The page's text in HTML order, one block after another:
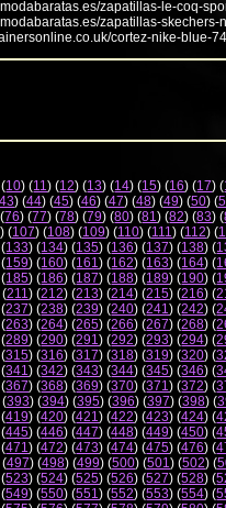
zapatillas-le-coq-
zapatillas-
cortez-nike-blue-
10) (11) (12) (13) (14) (15) (16) (17) (
43) (44) (45) (46) (47) (48) (49) (50) (
76) (77) (78) (79) (80) (81) (82) (83) (
) (107) (108) (109) (110) (111) (112) (
133) (134) (135) (136) (137) (138) (
159) (160) (161) (162) (163) (164) (
185) (186) (187) (188) (189) (190) (
(211) (212) (213) (214) (215) (216) (
237) (238) (239) (240) (241) (242) (
263) (264) (265) (266) (267) (268) (
289) (290) (291) (292) (293) (294) (
315) (316) (317) (318) (319) (320) (
341) (342) (343) (344) (345) (346) (
367) (368) (369) (370) (371) (372) (
(393) (394) (395) (396) (397) (398) (
419) (420) (421) (422) (423) (424) (
445) (446) (447) (448) (449) (450) (
471) (472) (473) (474) (475) (476) (
(497) (498) (499) (500) (501) (502) (
523) (524) (525) (526) (527) (528) (
549) (550) (551) (552) (553) (554) (